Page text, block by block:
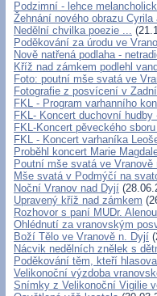
Podzimní - lehce
Žehnání nového obrazu
Nedělní chvilka poezie ...
Poděkování za úrodu ve
Nově natřená podlaha -
Kříž nad zámkem podlehl
Foto: poutní mše svatá ve
Fotografie z posvícení v
FKL - Program varhanního
FKL- Koncert duchovní hudby
FKL-Koncert pěveckého
FKL - Koncert varhaníka
Proběhl koncert Marie
Poutní mše svatá ve Vranově
Mše svatá v Podmýčí na
Noční Vranov nad Dyjí
Upravený kříž nad zámkem
Rozhovor s paní MUDr.
Ohlédnutí za vranovským
Boží Tělo ve Vranově n. Dyjí
Nácvik nedělních znělek s
Poděkování těm, kteří
Velikonoční výzdoba
Snímky z Velikonoční Vigilie